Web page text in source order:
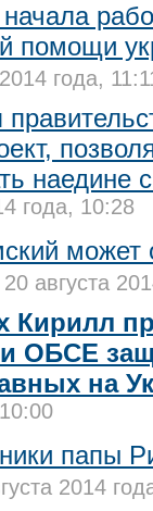
помощи
года,
наедине
года, 10:28
может
20 августа
Кирилл
ОБСЕ
на
папы
2014